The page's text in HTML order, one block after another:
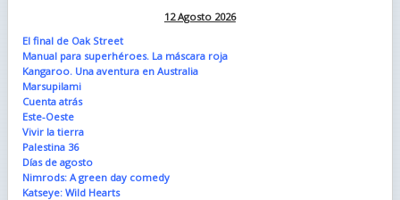
12 Agosto 2026
El final de Oak Street
Manual para superhéroes. La máscara roja
Kangaroo. Una aventura en Australia
Marsupilami
Cuenta atrás
Este-Oeste
Vivir la tierra
Palestina 36
Días de agosto
Nimrods: A green day comedy
Katseye: Wild Hearts